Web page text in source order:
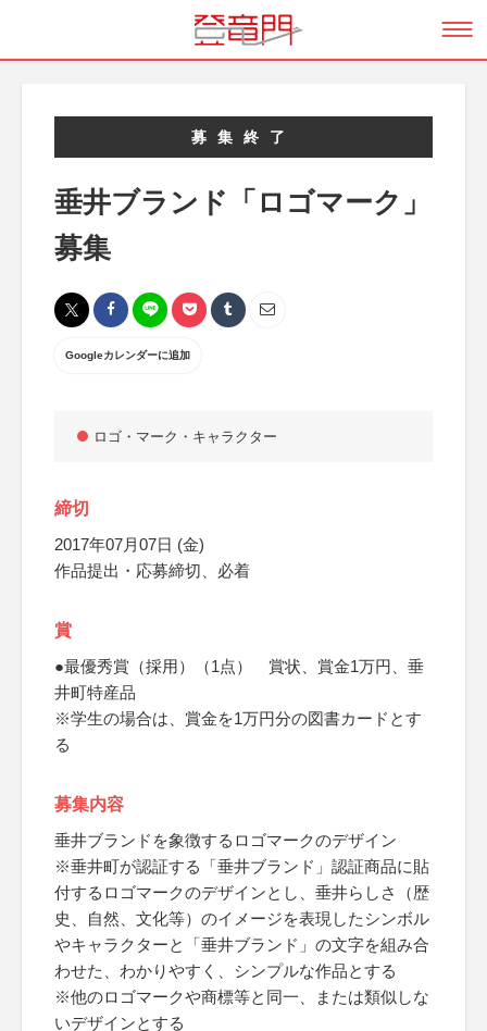
募集終了
垂井ブランド「ロゴマーク」
募集
Googleカレンダーに追加
ロゴ・マーク・キャラクター
締切
2017年07月07日 (金)
作品提出・応募締切、必着
賞
●最優秀賞（採用）（1点） 賞状、賞金1万円、垂
井町特産品
※学生の場合は、賞金を1万円分の図書カードとす
る
募集内容
垂井ブランドを象徴するロゴマークのデザイン
※垂井町が認証する「垂井ブランド」認証商品に貼
付するロゴマークのデザインとし、垂井らしさ（歴
史、自然、文化等）のイメージを表現したシンボル
やキャラクターと「垂井ブランド」の文字を組み合
わせた、わかりやすく、シンプルな作品とする
※他のロゴマークや商標等と同一、または類似しな
いデザインとする